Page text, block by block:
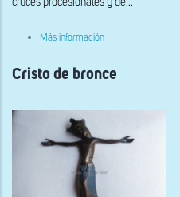
Más información
bronce,
Cristo de bronce